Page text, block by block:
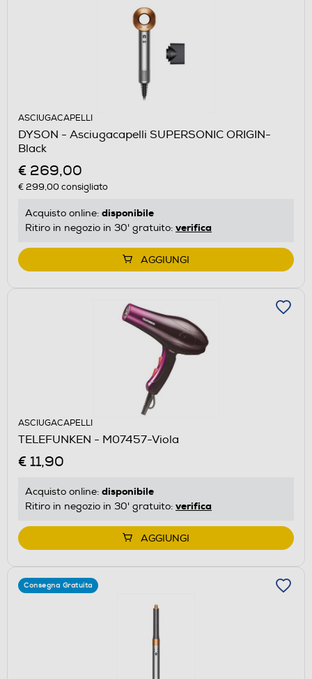
ASCIUGACAPELLI
DYSON - Asciugacapelli SUPERSONIC ORIGIN-
Black
€ 269,00
€ 299,00consigliato
Acquisto online: disponibile
Ritiro in negozio in 30' gratuito: verifica
AGGIUNGI
ASCIUGACAPELLI
TELEFUNKEN - M07457-Viola
€ 11,90
Acquisto online: disponibile
Ritiro in negozio in 30' gratuito: verifica
AGGIUNGI
Consegna Gratuita